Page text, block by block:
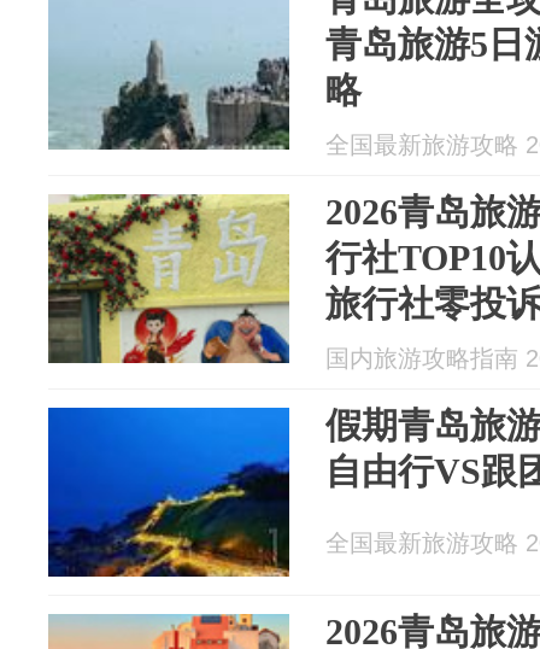
青岛旅游5日
略
全国最新旅游攻略
2026青岛旅
行社TOP10
旅行社零投
国内旅游攻略指南
假期青岛旅
自由行VS跟
全国最新旅游攻略
2026青岛旅